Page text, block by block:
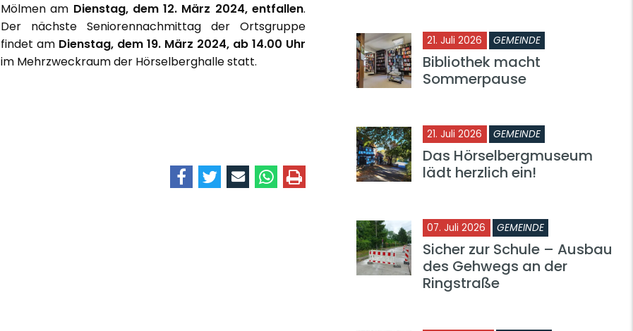
Mölmen am Dienstag, dem 12. März 2024, entfallen.
Der nächste Seniorennachmittag der Ortsgruppe
findet am Dienstag, dem 19. März 2024, ab 14.00 Uhr
im Mehrzweckraum der Hörselberghalle statt.
21. Juli 2026 GEMEINDE
Bibliothek macht
Sommerpause
21. Juli 2026 GEMEINDE
Das Hörselbergmuseum
lädt herzlich ein!
07. Juli 2026 GEMEINDE
Sicher zur Schule – Ausbau
des Gehwegs an der
Ringstraße